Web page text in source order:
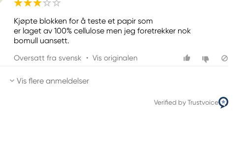
Kjøpte blokken for å teste et papir som
er laget av 100% cellulose men jeg foretrekker nok
bomull uansett.
Oversatt fra svensk • Vis originalen
Vis flere anmeldelser
Verified by Trustvoice